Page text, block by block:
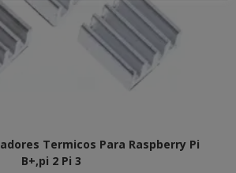
Termicos Para Raspberry Pi
B+,pi 2 Pi 3